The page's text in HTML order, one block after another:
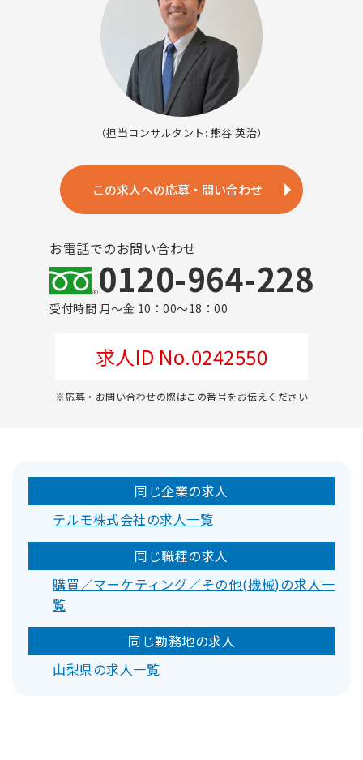
（担当コンサルタント: 熊谷 英治）
この求人への応募・問い合わせ
お電話でのお問い合わせ
0120-964-228
受付時間 月～金 10：00～18：00
求人ID No.0242550
※応募・お問い合わせの際はこの番号をお伝えください
同じ企業の求人
テルモ株式会社の求人一覧
同じ職種の求人
購買／マーケティング／その他(機械)の求人一
覧
同じ勤務地の求人
山梨県の求人一覧